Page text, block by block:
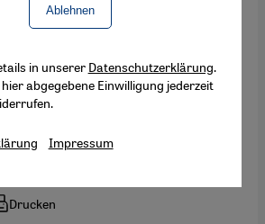
Geschichte vieler
lässt diese Theorie auf
fallen.
Kuhlmann
Drucken
Ablehnen
in unserer Datenschutzerklärung.
abgegebene Einwilligung jederzeit
Impressum